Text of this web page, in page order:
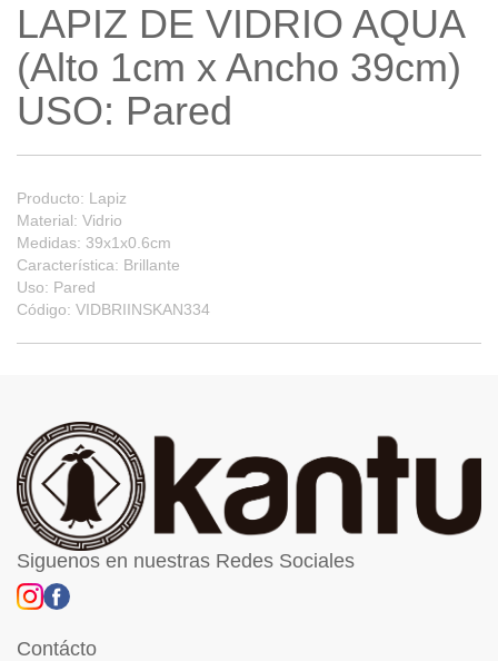
LAPIZ DE VIDRIO AQUA
(Alto 1cm x Ancho 39cm)
USO: Pared
Producto: Lapiz
Material: Vidrio
Medidas: 39x1x0.6cm
Característica: Brillante
Uso: Pared
Código: VIDBRIINSKAN334
Siguenos en nuestras Redes Sociales
Contácto